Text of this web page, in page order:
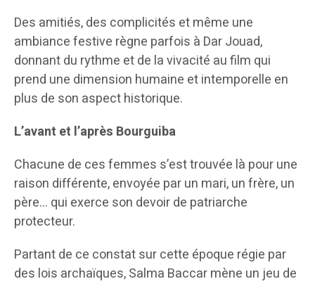
Des amitiés, des complicités et même une
ambiance festive règne parfois à Dar Jouad,
donnant du rythme et de la vivacité au film qui
prend une dimension humaine et intemporelle en
plus de son aspect historique.
L’avant et l’après Bourguiba
Chacune de ces femmes s’est trouvée là pour une
raison différente, envoyée par un mari, un frère, un
père… qui exerce son devoir de patriarche
protecteur.
Partant de ce constat sur cette époque régie par
des lois archaïques, Salma Baccar mène un jeu de